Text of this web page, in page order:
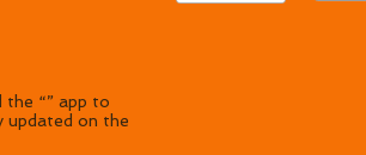
the “” app to
updated on the